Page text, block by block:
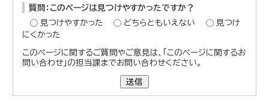
質問：このページは見つけやすかったですか？
見つけやすかった
どちらともいえない
見つけ
にくかった
このページに関するご質問やご意見は、「このページに関するお
問い合わせ」の担当課までお問い合わせください。
送信